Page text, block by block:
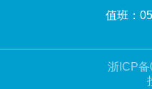
值班：
浙ICP